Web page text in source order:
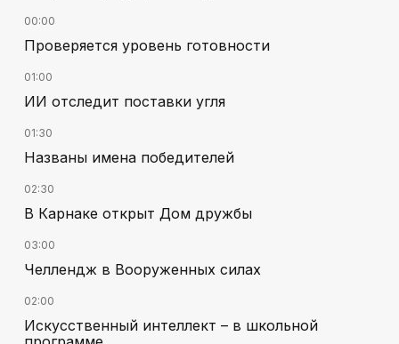
00:00
Проверяется уровень готовности
01:00
ИИ отследит поставки угля
01:30
Названы имена победителей
02:30
В Карнаке открыт Дом дружбы
03:00
Челлендж в Вооруженных силах
02:00
Искусственный интеллект – в школьной